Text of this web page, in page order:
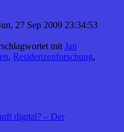
27 Sep 2009 23:34:53
mit Jan
, Residenzenforschung,
digital? – Der